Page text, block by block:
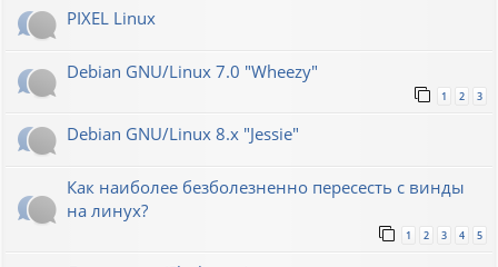
PIXEL Linux
Debian GNU/Linux 7.0 "Wheezy"
1 2 3
Debian GNU/Linux 8.x "Jessie"
Как наиболее безболезненно пересесть с винды
на линух?
1 2 3 4 5